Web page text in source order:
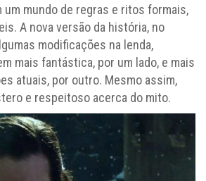
mundo de regras e ritos formais,
A nova versão da história, no
modificações na lenda,
mais fantástica, por um lado, e mais
atuais, por outro. Mesmo assim,
e respeitoso acerca do mito.